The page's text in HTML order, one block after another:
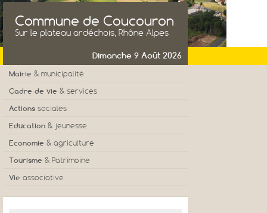
Commune de Coucouron
Sur le plateau ardéchois, Rhône Alpes
Dimanche 9 Août 2026
Mairie & municipalité
Cadre de vie & services
Actions sociales
Education & jeunesse
Economie & agriculture
Tourisme & Patrimoine
Vie associative